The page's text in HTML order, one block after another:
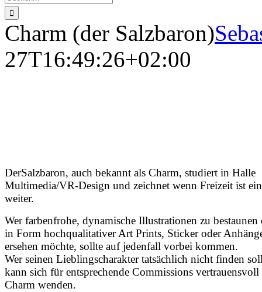
Charm (der Salzbaron)
27T16:49:26+02:00
DerSalzbaron, auch bekannt als Charm, studiert in Halle
Multimedia/VR-Design und zeichnet wenn Freizeit ist
weiter.
Wer farbenfrohe, dynamische Illustrationen zu bestaunen
in Form hochqualitativer Art Prints, Sticker oder
ersehen möchte, sollte auf jedenfall vorbei kommen.
Wer seinen Lieblingscharakter tatsächlich nicht finden
kann sich für entsprechende Commissions vertrauensvoll
Charm wenden.